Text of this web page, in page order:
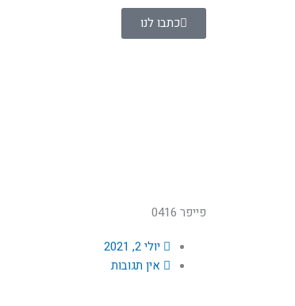
כתבו לנו
פייפר 0416
יולי 2, 2021
אין תגובות